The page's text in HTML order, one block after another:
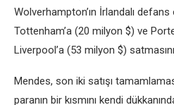
Wolverhampton’ın İrlandalı
Tottenham’a (20 milyon $) ve
Liverpool’a (53 milyon $)
Mendes, son iki satışı
paranın bir kısmını kendi